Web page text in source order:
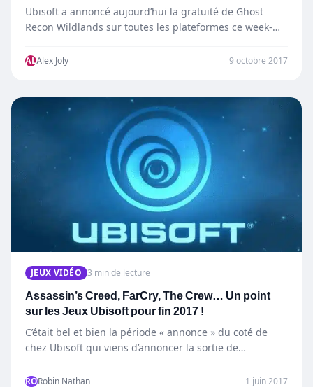
Ubisoft a annoncé aujourd’hui la gratuité de Ghost
Recon Wildlands sur toutes les plateformes ce week-
ALAlex Joly 9 octobre 2017
JEUX VIDÉO 3 min de lecture
Assassin’s Creed, FarCry, The Crew… Un point
sur les Jeux Ubisoft pour fin 2017 !
C’était bel et bien la période « annonce » du coté de
chez Ubisoft qui viens d’annoncer la sortie de…
RORobin Nathan 1 juin 2017